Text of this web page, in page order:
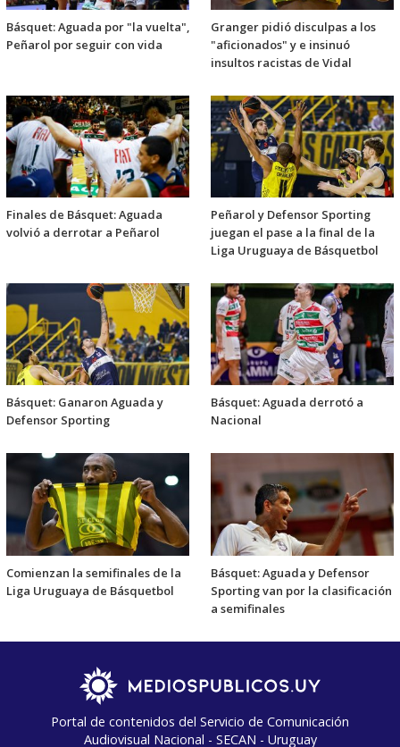
Básquet: Aguada por "la vuelta",
Peñarol por seguir con vida
Granger pidió disculpas a los
"aficionados" y e insinuó
insultos racistas de Vidal
Finales de Básquet: Aguada
volvió a derrotar a Peñarol
Peñarol y Defensor Sporting
juegan el pase a la final de la
Liga Uruguaya de Básquetbol
Básquet: Ganaron Aguada y
Defensor Sporting
Básquet: Aguada derrotó a
Nacional
Comienzan la semifinales de la
Liga Uruguaya de Básquetbol
Básquet: Aguada y Defensor
Sporting van por la clasificación
a semifinales
Portal de contenidos del Servicio de Comunicación
Audiovisual Nacional - SECAN - Uruguay